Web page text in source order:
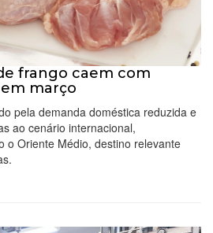
frango caem com
março
pela demanda doméstica reduzida e
ao cenário internacional,
o Oriente Médio, destino relevante